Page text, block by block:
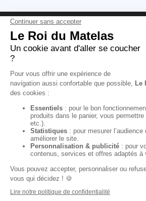
Conditions des offres
Black Friday
Destockage
Conditions Générales de vente magasin
Mentions Légales
Données personnelles
Codes promo Le Roi du Matelas
Copyright © 2022. All rights reserved.